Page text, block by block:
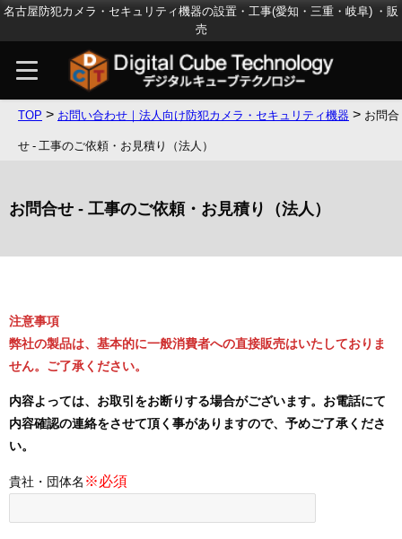
名古屋防犯カメラ・セキュリティ機器の設置・工事(愛知・三重・岐阜) ・販
売
TOP > お問い合わせ｜法人向け防犯カメラ・セキュリティ機器 > お問合
せ - 工事のご依頼・お見積り（法人）
お問合せ - 工事のご依頼・お見積り（法人）
注意事項
弊社の製品は、基本的に一般消費者への直接販売はいたしておりま
せん。ご了承ください。
内容よっては、お取引をお断りする場合がございます。お電話にて
内容確認の連絡をさせて頂く事がありますので、予めご了承くださ
い。
貴社・団体名 ※必須